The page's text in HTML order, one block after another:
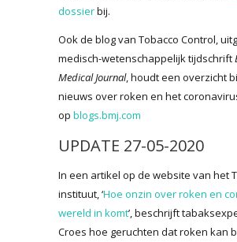
dossierbij.
Ook de blog van Tobacco Control,
medisch-wetenschappelijk tijdschrift
Medical Journal, houdt een overzicht
nieuws over roken en het
op blogs.bmj.com
UPDATE 27-05-2020
In een artikel op de website van het
instituut, ‘Hoe onzin over roken en
wereld in komt’, beschrijft
Croes hoe geruchten dat roken kan